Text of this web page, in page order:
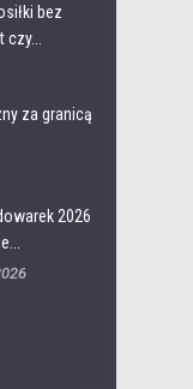
bez
za granicą
2026